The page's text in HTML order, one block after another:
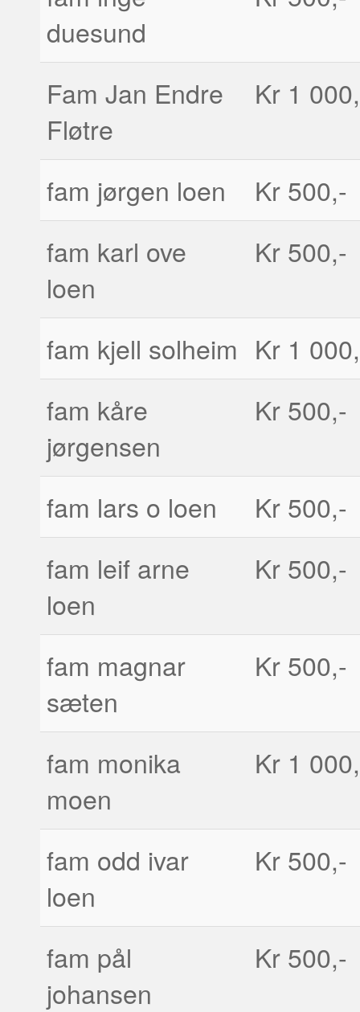
duesund
Fam Jan Endre
Fløtre
Kr 1
fam jørgen loen
Kr 500,-
fam karl ove
loen
Kr 500,-
fam kjell solheim Kr 1
fam kåre
jørgensen
Kr 500,-
fam lars o loen
Kr 500,-
fam leif arne
loen
Kr 500,-
fam magnar
sæten
Kr 500,-
fam monika
moen
Kr 1
fam odd ivar
loen
Kr 500,-
fam pål
johansen
Kr 500,-